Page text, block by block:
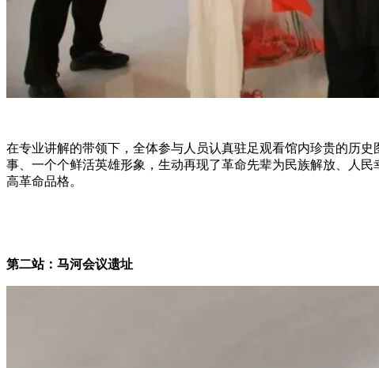
在专业讲解的带领下，全体参与人员认真驻足观看馆内珍贵的历
事、一个个鲜活英雄形象，生动再现了革命先辈为民族解放、人
高革命品格。
第二站：马河会议遗址